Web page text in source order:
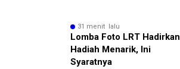
31 menit lalu
Lomba Foto LRT Hadirkan
Hadiah Menarik, Ini
Syaratnya